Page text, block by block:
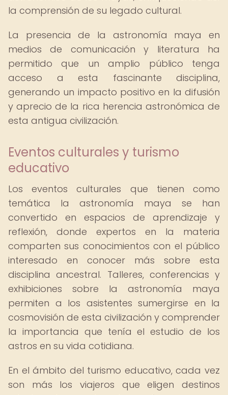
la comprensión de su legado cultural.
La presencia de la astronomía maya en
medios de comunicación y literatura ha
permitido que un amplio público tenga
acceso a esta fascinante disciplina,
generando un impacto positivo en la difusión
y aprecio de la rica herencia astronómica de
esta antigua civilización.
Eventos culturales y turismo
educativo
Los eventos culturales que tienen como
temática la astronomía maya se han
convertido en espacios de aprendizaje y
reflexión, donde expertos en la materia
comparten sus conocimientos con el público
interesado en conocer más sobre esta
disciplina ancestral. Talleres, conferencias y
exhibiciones sobre la astronomía maya
permiten a los asistentes sumergirse en la
cosmovisión de esta civilización y comprender
la importancia que tenía el estudio de los
astros en su vida cotidiana.
En el ámbito del turismo educativo, cada vez
son más los viajeros que eligen destinos